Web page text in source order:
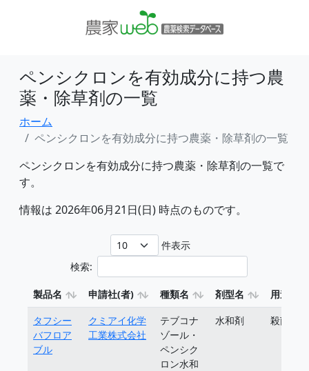
ペンシクロンを有効成分に持つ農
薬・除草剤の一覧
ホーム
ペンシクロンを有効成分に持つ農薬・除草剤の一覧
ペンシクロンを有効成分に持つ農薬・除草剤の一覧で
す。
情報は 2026年06月21日(日) 時点のものです。
件表示
検索:
製品名 申請社(者) 種類名 剤型名
用途
タフシー
バフロア
ブル
クミアイ化学
工業株式会社
テブコナ
ゾール・
ペンシク
ロン水和
水和剤 殺菌剤